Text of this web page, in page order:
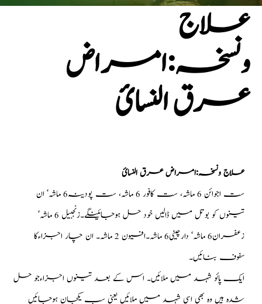
علاج
ونسخہ:امراض
عرق النسائ
علاج ونسخہ:امراض عرق النسائ
ست اجوائن 6 ماشہ، ست کافور 6 ماشہ، ست پودینہ6 ماشہ‘ ان
تینوں کو بوتل میں ڈالیں خود حل ہوجائینگے۔زنجبیل 6 ماشہ‘
زعفران6 ماشہ‘ دارچینی6 ماشہ۔افیون 2 ماشہ۔ ان چار اجزاءکا
سفوف بنائیں۔
ایک پائو شہد میں ملائیں۔ اس کے بعد تینوں اجزاءجو حل
شدہ ہیں وہ بھی اسی شہد میں ملائیں یعنی سب یکجان ہوجائیں